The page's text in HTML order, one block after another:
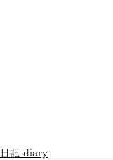
日記 diary